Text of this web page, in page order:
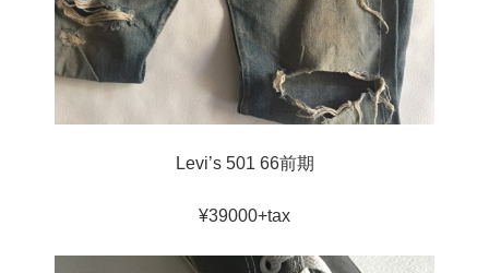
Levi’s 501 66前期
¥39000+tax